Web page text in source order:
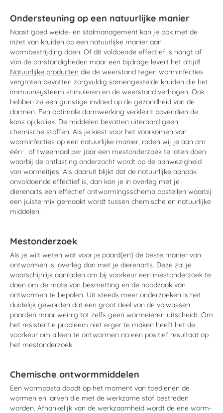
Ondersteuning op een natuurlijke manier
Naast goed weide- en stalmanagement kan je ook met de
inzet van kruiden op een natuurlijke manier aan
wormbestrijding doen. Of dit voldoende effectief is hangt af
van de omstandigheden maar een bijdrage levert het altijd!
Natuurlijke producten die de weerstand tegen worminfecties
vergroten bevatten zorgvuldig samengestelde kruiden die het
immuunsysteem stimuleren en de weerstand verhogen. Ook
hebben ze een gunstige invloed op de gezondheid van de
darmen. Een optimale darmwerking verkleint bovendien de
kans op koliek. De middelen bevatten uiteraard geen
chemische stoffen. Als je kiest voor het voorkomen van
worminfecties op een natuurlijke manier, raden wij je aan om
één- of tweemaal per jaar een mestonderzoek te laten doen
waarbij de ontlasting onderzocht wordt op de aanwezigheid
van wormeitjes. Als daaruit blijkt dat de natuurlijke aanpak
onvoldoende effectief is, dan kan je in overleg met je
dierenarts een effectief ontwormingsschema opstellen waarbij
een juiste mix gemaakt wordt tussen chemische en natuurlijke
middelen.
Mestonderzoek
Als je wilt weten wat voor je paard(en) de beste manier van
ontwormen is, overleg dan met je dierenarts. Deze zal je
waarschijnlijk aanraden om bij voorkeur een mestonderzoek te
doen om de mate van besmetting en de noodzaak van
ontwormen te bepalen. Uit steeds meer onderzoeken is het
duidelijk geworden dat een groot deel van de volwassen
paarden maar weinig tot zelfs geen wormeieren uitscheidt. Om
het resistentie probleem niet erger te maken heeft het de
voorkeur om alleen te ontwormen na een positief resultaat op
het mestonderzoek.
Chemische ontwormmiddelen
Een wormpasta doodt op het moment van toedienen de
wormen en larven die met de werkzame stof bestreden
worden. Afhankelijk van de werkzaamheid wordt de ene worm-